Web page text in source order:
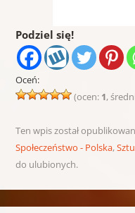
Podziel się!
Oceń:
(ocen: 1,
Ten wpis został
Społeczeństwo - Polska,
do ulubionych.